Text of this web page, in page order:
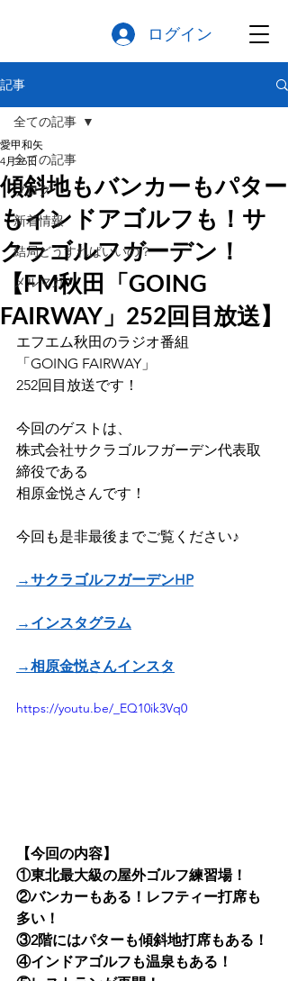
ログイン
記事
全ての記事
ブログ
新着情報
結局どうすればいいの？
メルマガ
全ての記事
傾斜地もバンカーもパター
もインドアゴルフも！サ
クラゴルフガーデン！
【FM秋田「GOING
FAIRWAY」252回目放送】
愛甲和矢
4月26日
エフエム秋田のラジオ番組
「GOING FAIRWAY」
252回目放送です！
今回のゲストは、
株式会社サクラゴルフガーデン代表取
締役である
相原金悦さんです！
今回も是非最後までご覧ください♪
→サクラゴルフガーデンHP
→インスタグラム
→相原金悦さんインスタ
https://youtu.be/_EQ10ik3Vq0
【今回の内容】
①東北最大級の屋外ゴルフ練習場！
②バンカーもある！レフティー打席も
多い！
③2階にはパターも傾斜地打席もある！
④インドアゴルフも温泉もある！